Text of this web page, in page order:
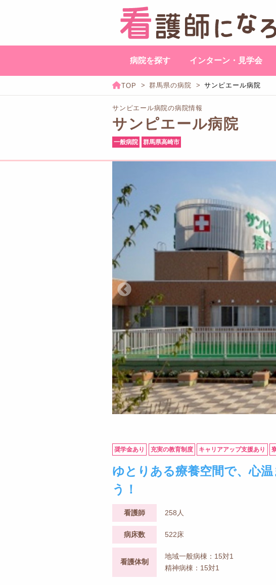
病院を探す インターン・見学会
群馬県の病院 サンピエール病院
サンピエール病院の病院情報
サンピエール病院
一般病院 群馬県高崎市
奨学金あり 充実の教育制度 キャリアアップ支援あり
ゆとりある療養空間で、心
う！
看護師 258人
病床数 522床
看護体制
地域一般病棟：15対1
精神病棟：15対1